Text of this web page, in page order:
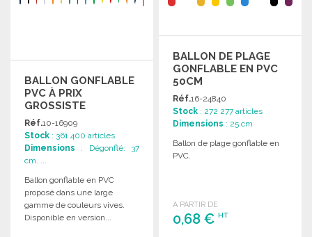
BALLON GONFLABLE
PVC À PRIX
GROSSISTE
Réf.10-16909
Stock : 361 400 articles
Dimensions : Dégonflé: 37
cm. ...
Ballon gonflable en PVC
proposé dans une large
gamme de couleurs vives.
Disponible en version...
BALLON DE PLAGE
GONFLABLE EN PVC
50CM
Réf.16-24840
Stock : 272 277 articles
Dimensions : 25 cm
Ballon de plage gonflable en
PVC.
A PARTIR DE
0,68 €HT